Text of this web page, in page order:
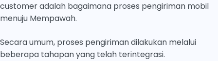
customer adalah bagaimana proses pengiriman mobil
menuju Mempawah.
Secara umum, proses pengiriman dilakukan melalui
beberapa tahapan yang telah terintegrasi.